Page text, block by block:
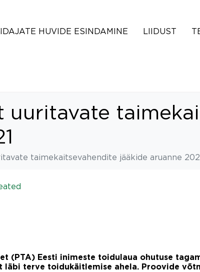
HUVIDE ESINDAMINE LIIDUST
uuritavate
taimekaitsevahendite jääkide aruanne
(PTA) Eesti inimeste toidulaua ohutuse
terve toidukäitlemise ahela. Proovide